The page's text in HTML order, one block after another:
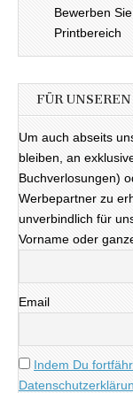
Bewerben
Printbereich
FÜR
Um auch abseits
bleiben, an
Buchverlosungen)
Werbepartner zu
unverbindlich für
Vorname oder
Email
Indem Du